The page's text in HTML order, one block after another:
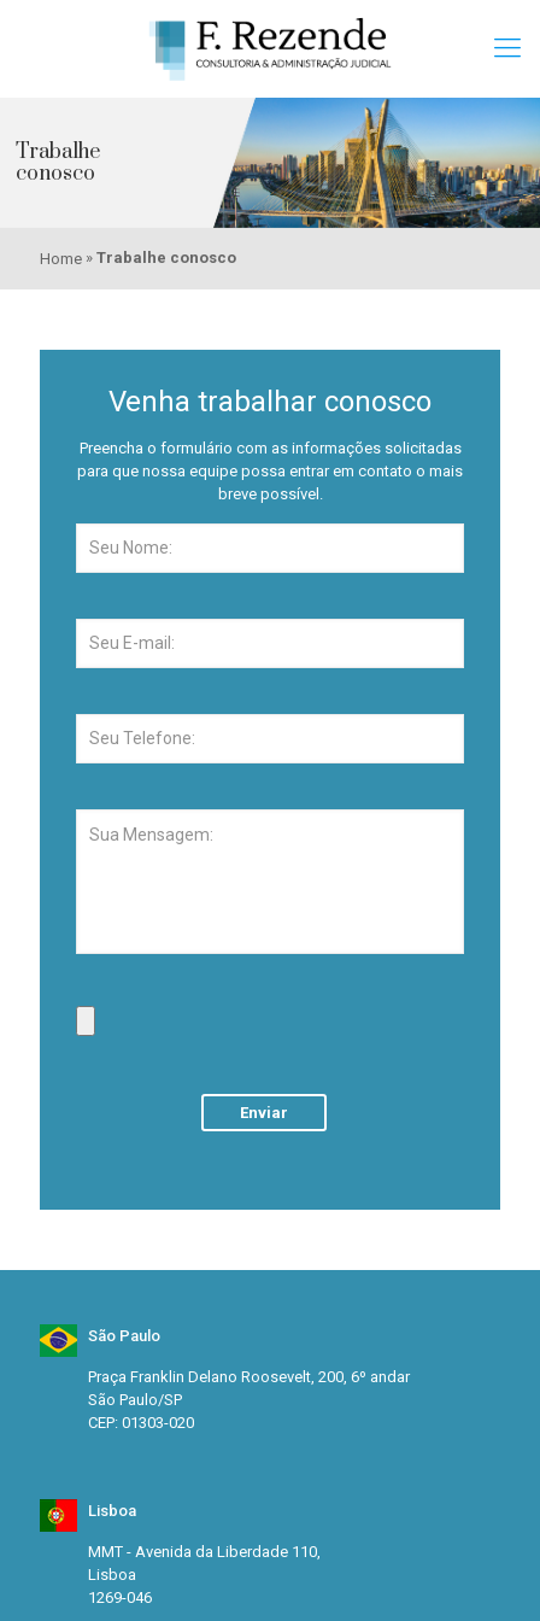
Trabalhe
conosco
Home » Trabalhe conosco
Venha trabalhar conosco
Preencha o formulário com as informações solicitadas
para que nossa equipe possa entrar em contato o mais
breve possível.
São Paulo
Praça Franklin Delano Roosevelt, 200, 6º andar
São Paulo/SP
CEP: 01303-020
Lisboa
MMT - Avenida da Liberdade 110,
Lisboa
1269-046